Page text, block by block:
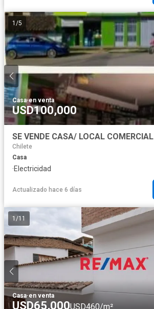
1 /5
Casa·en venta
USD100,000
SE VENDE CASA/ LOCAL COMERCIAL
Chilete
Casa
·Electricidad
Actualizado hace 6 días
1 /11
Casa·en venta
USD65,000USD460/m²